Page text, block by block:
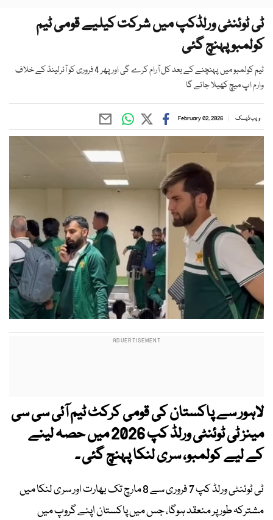
ٹی ٹوئنٹی ورلڈکپ میں شرکت کیلیے قومی ٹیم
کولمبو پہنچ گئی
ٹیم کولمبو میں پہنچنے کے بعد کل آرام کرے گی اور پھر 4 فروری کو آئرلینڈ کے خلاف
وارم اپ میچ کھیلا جائے گا
ویب ڈیسک February 02, 2026
لاہور سے پاکستان کی قومی کرکٹ ٹیم آئی سی سی
مینز ٹی ٹوئنٹی ورلڈ کپ 2026 میں حصہ لینے
کے لیے کولمبو، سری لنکا پہنچ گئی ۔
ٹی ٹوئنٹی ورلڈ کپ 7 فروری سے 8 مارچ تک بھارت اور سری لنکا میں
مشترکہ طور پر منعقد ہوگا، جس میں پاکستان اپنے گروپ میں